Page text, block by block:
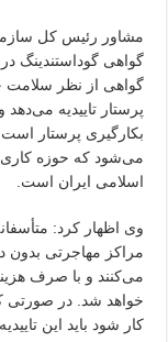
مشاور رئیس کل
گواهی گوداستندینگ
گواهی از نظر سلامت
پرستار تاییدیه
بکارگیری پرستار
می‌شود که حوزه کاری
اسلامی ایران است.
وی اظهار کرد:
مراکز مهاجرتی بدون
می‌کنند و با صرف
خواهد شد. در صورتی
کار شود باید این